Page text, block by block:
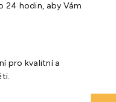
24 hodin, aby Vám
pro kvalitní a